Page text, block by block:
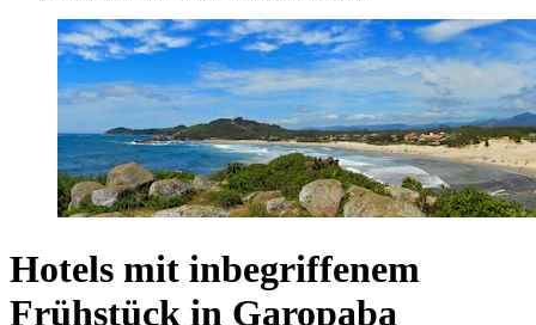
Hotels mit inbegriffenem
Frühstück in Garopaba